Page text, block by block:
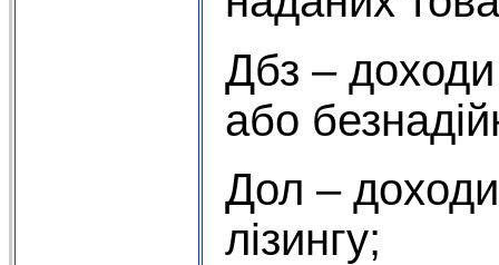
Дбз – доходи
або
Дол – доходи
лізингу;